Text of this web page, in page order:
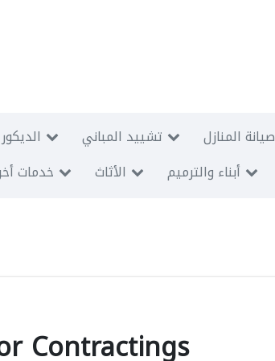
تشييد المباني صيانة المنازل
خدمات الأثاث أبناء والترميم
Contractings